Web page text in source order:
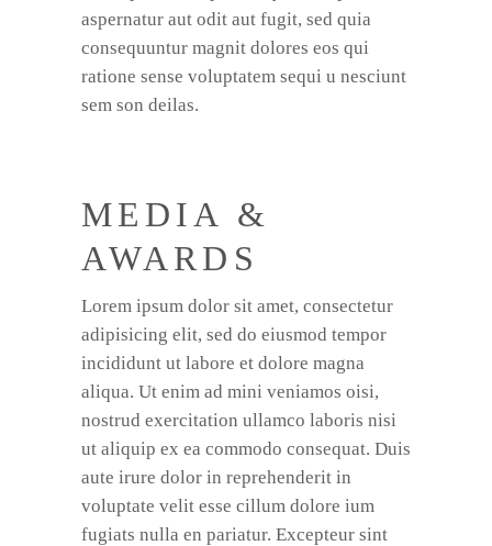
aspernatur aut odit aut fugit, sed quia
consequuntur magnit dolores eos qui
ratione sense voluptatem sequi u nesciunt
sem son deilas.
MEDIA &
AWARDS
Lorem ipsum dolor sit amet, consectetur
adipisicing elit, sed do eiusmod tempor
incididunt ut labore et dolore magna
aliqua. Ut enim ad mini veniamos oisi,
nostrud exercitation ullamco laboris nisi
ut aliquip ex ea commodo consequat. Duis
aute irure dolor in reprehenderit in
voluptate velit esse cillum dolore ium
fugiats nulla en pariatur. Excepteur sint